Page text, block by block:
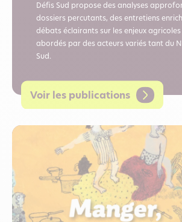
Défis Sud propose des analyses
dossiers percutants, des entretiens
débats éclairants sur les enjeux agricoles
abordés par des acteurs variés tant du
Sud.
Voir les publications